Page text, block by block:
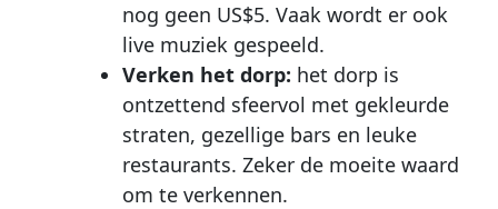
nog geen US$5. Vaak wordt er ook
live muziek gespeeld.
Verken het dorp: het dorp is
ontzettend sfeervol met gekleurde
straten, gezellige bars en leuke
restaurants. Zeker de moeite waard
om te verkennen.